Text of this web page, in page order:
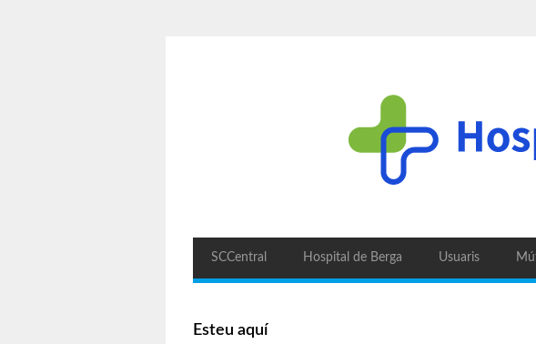
SCCentral Hospital de Berga Usuaris
Esteu aquí